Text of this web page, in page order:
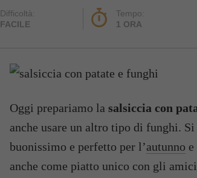
Difficoltà:
FACILE
Tempo:
1 ORA
Oggi prepariamo la salsiccia con
anche usare un altro tipo di funghi.
buonissimo e perfetto per l’autunno
anche come piatto unico con gli